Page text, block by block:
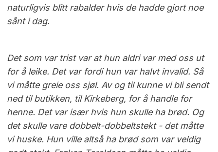
naturligvis blitt rabalder hvis de hadde gjort noe
sånt i dag.
Det som var trist var at hun aldri var med oss ut
for å leike. Det var fordi hun var halvt invalid. Så
vi måtte greie oss sjøl. Av og til kunne vi bli sendt
ned til butikken, til Kirkeberg, for å handle for
henne. Det var især hvis hun skulle ha brød. Og
det skulle vare dobbelt-dobbeltstekt - det måtte
vi huske. Hun ville altså ha brød som var veldig